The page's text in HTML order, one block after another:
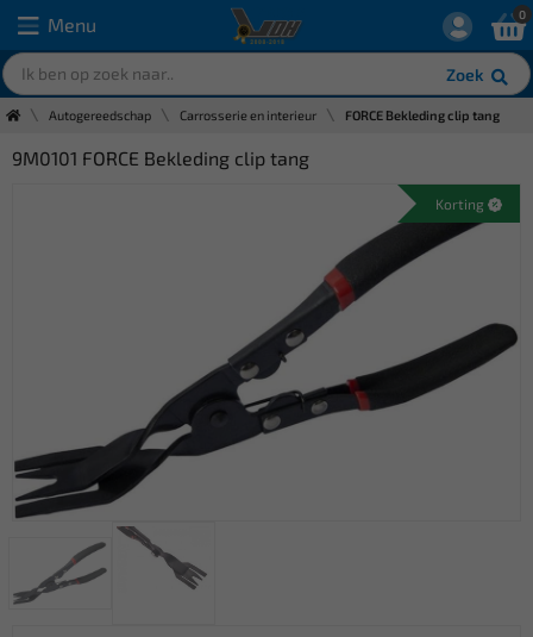
Menu
Zoek
0
Autogereedschap Carrosserie en interieur FORCE Bekleding clip tang
9M0101 FORCE Bekleding clip tang
Korting